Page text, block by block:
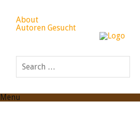
About
Autoren Gesucht
Menu